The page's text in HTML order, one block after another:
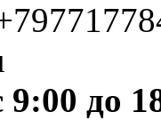
9:00 до